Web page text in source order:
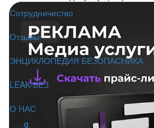
Сотрудничество
Отзывы
ЭНЦИКЛОПЕДИЯ БЕЗОПАСНИКА
LEAK-БЕЗ
О НАС